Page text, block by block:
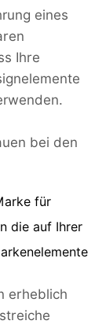
eines
Ihre
bei den
für
die auf Ihrer
erheblich